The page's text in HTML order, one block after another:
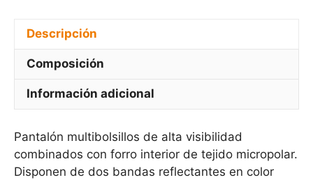
Descripción
Composición
Información adicional
Pantalón multibolsillos de alta visibilidad
combinados con forro interior de tejido micropolar.
Disponen de dos bandas reflectantes en color